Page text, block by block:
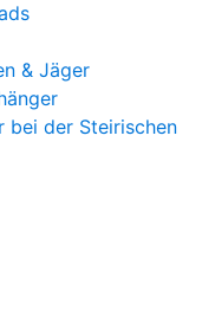
& Jäger
bei der Steirischen